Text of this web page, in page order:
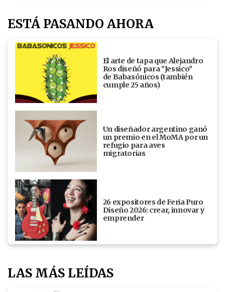
ESTÁ PASANDO AHORA
El arte de tapa que Alejandro
Ros diseñó para "Jessico"
de Babasónicos (también
cumple 25 años)
Un diseñador argentino ganó
un premio en el MoMA por un
refugio para aves
migratorias
26 expositores de Feria Puro
Diseño 2026: crear, innovar y
emprender
LAS MÁS LEÍDAS